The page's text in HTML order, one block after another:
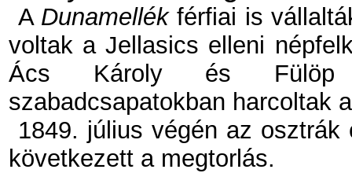
A Dunamellékférfiai is
voltak a Jellasics elleni
Ács Károly és Fülöp
szabadcsapatokban harcoltak
1849. július végén az
következett a megtorlás.